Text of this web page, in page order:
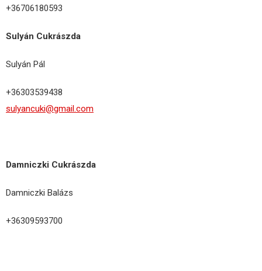
+36706180593
Sulyán Cukrászda
Sulyán Pál
+36303539438
sulyancuki@gmail.com
Damniczki Cukrászda
Damniczki Balázs
+36309593700